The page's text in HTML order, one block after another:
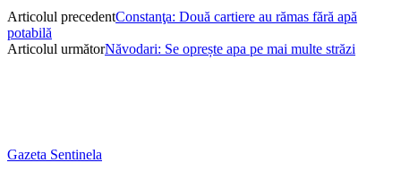
Articolul precedentConstanţa: Două cartiere au rămas fără apă
potabilă
Articolul următorNăvodari: Se oprește apa pe mai multe străzi
Gazeta Sentinela